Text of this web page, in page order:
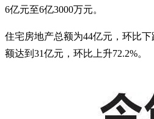
6亿元至6亿3000万元。
住宅房地产总额为44亿元，环比
额达到31亿元，环比上升72.2%。